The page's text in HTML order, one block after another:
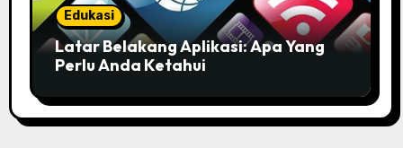
Edukasi
Latar Belakang Aplikasi: Apa Yang
Perlu Anda Ketahui